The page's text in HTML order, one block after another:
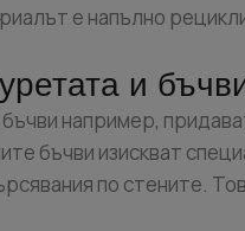
е напълно
и
например,
бъчви изискват
по стените.